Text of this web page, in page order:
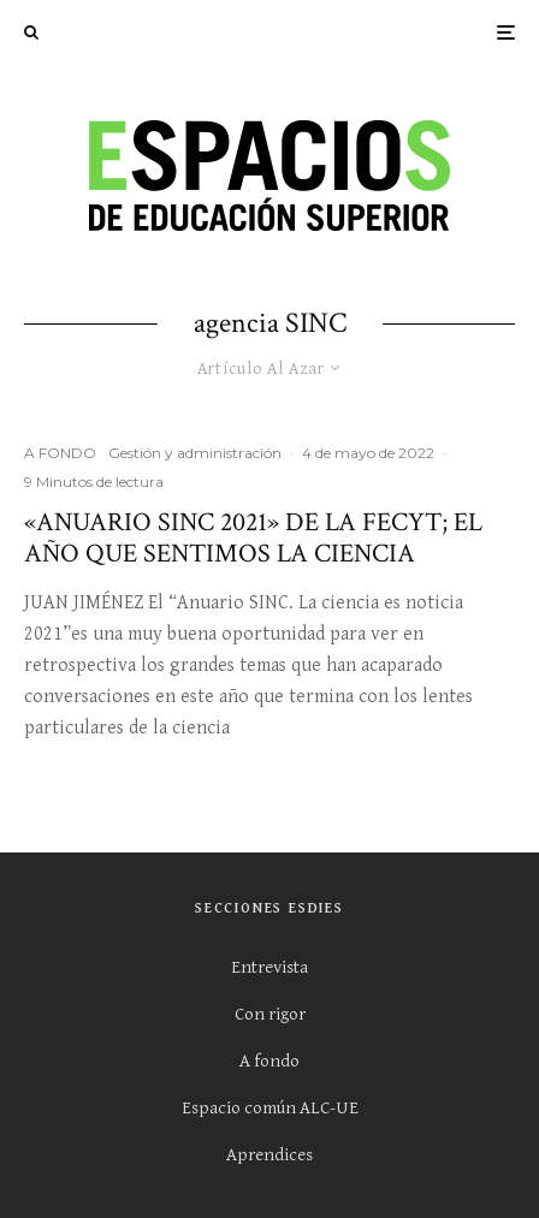
agencia SINC
Artículo Al Azar
A FONDO Gestión y administración · 4 de mayo de 2022 ·
9 Minutos de lectura
«ANUARIO SINC 2021» DE LA FECYT; EL
AÑO QUE SENTIMOS LA CIENCIA
JUAN JIMÉNEZ El “Anuario SINC. La ciencia es noticia
2021”es una muy buena oportunidad para ver en
retrospectiva los grandes temas que han acaparado
conversaciones en este año que termina con los lentes
particulares de la ciencia
SECCIONES ESDIES
Entrevista
Con rigor
A fondo
Espacio común ALC-UE
Aprendices